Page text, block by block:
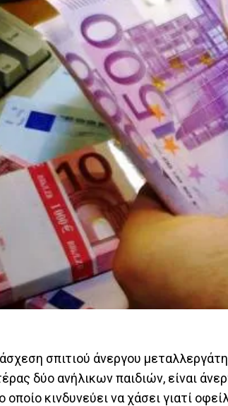
σπιτιού άνεργου
δύο ανήλικων παιδιών, είναι
οποίο κινδυνεύει να χάσει γιατί